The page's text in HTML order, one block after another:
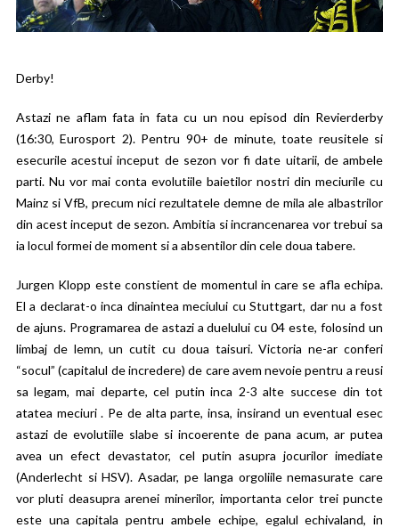
Derby!
Astazi ne aflam fata in fata cu un nou episod din Revierderby
(16:30, Eurosport 2). Pentru 90+ de minute, toate reusitele si
esecurile acestui inceput de sezon vor fi date uitarii, de ambele
parti. Nu vor mai conta evolutiile baietilor nostri din meciurile cu
Mainz si VfB, precum nici rezultatele demne de mila ale albastrilor
din acest inceput de sezon. Ambitia si incrancenarea vor trebui sa
ia locul formei de moment si a absentilor din cele doua tabere.
Jurgen Klopp este constient de momentul in care se afla echipa.
El a declarat-o inca dinaintea meciului cu Stuttgart, dar nu a fost
de ajuns. Programarea de astazi a duelului cu 04 este, folosind un
limbaj de lemn, un cutit cu doua taisuri. Victoria ne-ar conferi
“socul” (capitalul de incredere) de care avem nevoie pentru a reusi
sa legam, mai departe, cel putin inca 2-3 alte succese din tot
atatea meciuri . Pe de alta parte, insa, insirand un eventual esec
astazi de evolutiile slabe si incoerente de pana acum, ar putea
avea un efect devastator, cel putin asupra jocurilor imediate
(Anderlecht si HSV). Asadar, pe langa orgoliile nemasurate care
vor pluti deasupra arenei minerilor, importanta celor trei puncte
este una capitala pentru ambele echipe, egalul echivaland, in